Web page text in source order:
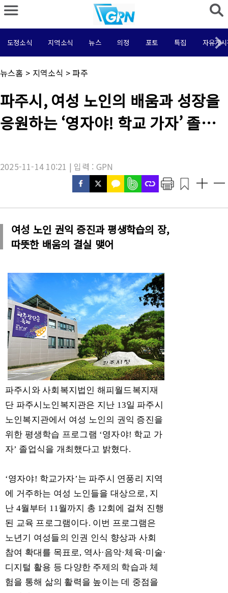
도정소식 지역소식 뉴스 의정 포토 특집 자유게
채
널
:
뉴스홈 > 지역소식 > 파주
기
사
목
파주시, 여성 노인의 배움과 성장을
응원하는 ‘영자야! 학교 가자’ 졸업
2025-11-14 10:21 | 입력 : GPN
여성 노인 권익 증진과 평생학습의 장,
따뜻한 배움의 결실 맺어
파주시와 사회복지법인 해피월드복지재
단 파주시노인복지관은 지난 13일 파주시
노인복지관에서 여성 노인의 권익 증진을
위한 평생학습 프로그램 ‘영자야! 학교 가
자’ 졸업식을 개최했다고 밝혔다.
‘영자야! 학교가자’는 파주시 연풍리 지역
에 거주하는 여성 노인들을 대상으로, 지
난 4월부터 11월까지 총 12회에 걸쳐 진행
된 교육 프로그램이다. 이번 프로그램은
노년기 여성들의 인권 인식 향상과 사회
참여 확대를 목표로, 역사·음악·체육·미술·
디지털 활용 등 다양한 주제의 학습과 체
험을 통해 삶의 활력을 높이는 데 중점을